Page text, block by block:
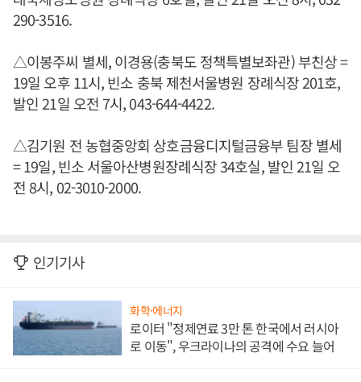
290-3516.
△이봉주씨 별세, 이경용(충북도 정책특별보좌관) 부친상 =
19일 오후 11시, 빈소 충북 제천서울병원 장례식장 201호,
발인 21일 오전 7시, 043-644-4422.
△김기원 전 농협중앙회 상호금융디지털금융부 팀장 별세
= 19일, 빈소 서울아산병원장례식장 34호실, 발인 21일 오
전 8시, 02-3010-2000.
인기기사
화학·에너지
로이터 "정제연료 3만 톤 한국에서 러시아
로 이동", 우크라이나의 공격에 수요 늘어